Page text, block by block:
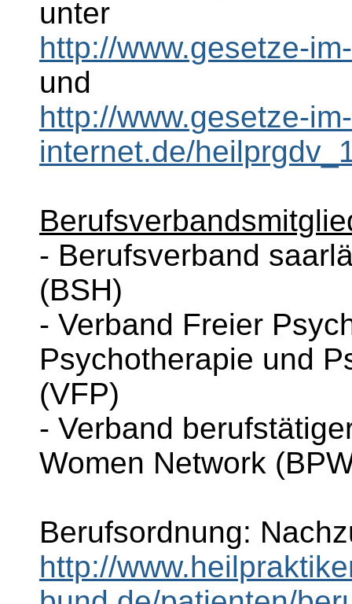
unter
http://www.gesetze-
und
http://www.gesetze-im-
internet.de/
- Berufsverband
(BSH)
- Verband Freier
Psychotherapie und
(VFP)
- Verband
Women Network
Berufsordnung:
http://